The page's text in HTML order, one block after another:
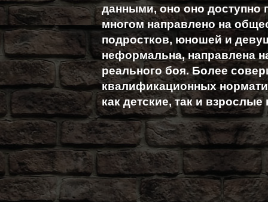
данными, оно оно доступно
многом направлено на
подростков, юношей и
неформальна, направлена
реального боя. Более
квалификационных
как детские, так и